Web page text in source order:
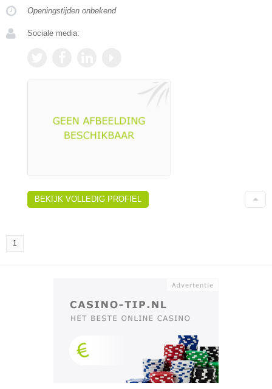
Openingstijden onbekend
Sociale media:
BEKIJK VOLLEDIG PROFIEL
1